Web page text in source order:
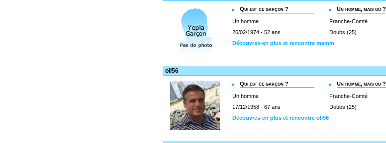
Qui est ce garçon ?
Un homme
26/02/1974 - 52 ans
Un homme, mais où ?
Franche-Comté
Doubs (25)
Découvres-en plus et rencontre mamm
oli56
Qui est ce garçon ?
Un homme
17/12/1958 - 67 ans
Un homme, mais où ?
Franche-Comté
Doubs (25)
Découvres-en plus et rencontre oli56